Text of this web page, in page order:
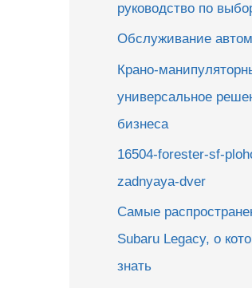
руководство по
Обслуживание
Крано-
универсальное
бизнеса
16504-forester-sf-
zadnyaya-dver
Самые
Subaru Legacy, о
знать